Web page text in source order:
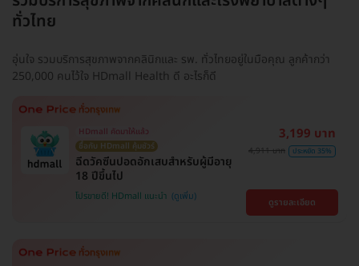
ทั่วไทย
อุ่นใจ รวมบริการสุขภาพจากคลินิกและ รพ. ทั่วไทยอยู่ในมือคุณ ลูกค้ากว่า
250,000 คนไว้ใจ HDmall Health ดี อะไรก็ดี
HDmall คัดมาให้แล้ว
ซื้อกับ HDmall คุ้มชัวร์
ฉีดวัคซีนปอดอักเสบสำหรับผู้มีอายุ
18 ปีขึ้นไป
โปรขายดี! HDmall แนะนำ
3,199 บาท
4,911 บาท ประหยัด 35%
ดูรายละเอียด